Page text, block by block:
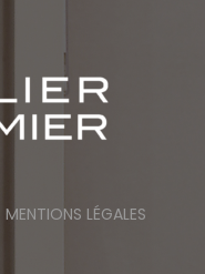
MENTIONS LÉGALES